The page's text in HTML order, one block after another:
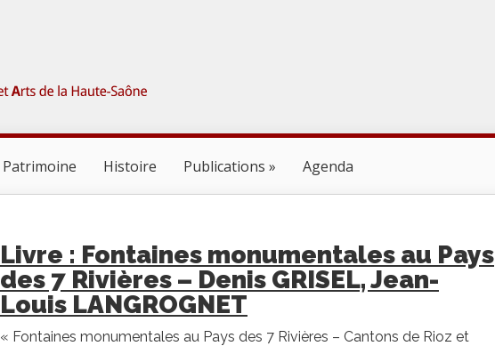
Patrimoine Histoire Publications Agenda
Livre : Fontaines monumentales au Pays
des 7 Rivières – Denis GRISEL, Jean-
Louis LANGROGNET
« Fontaines monumentales au Pays des 7 Rivières – Cantons de Rioz et